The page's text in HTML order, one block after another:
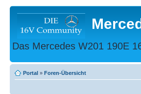
Das Mercedes W201 190E
Portal » Foren-Übersicht